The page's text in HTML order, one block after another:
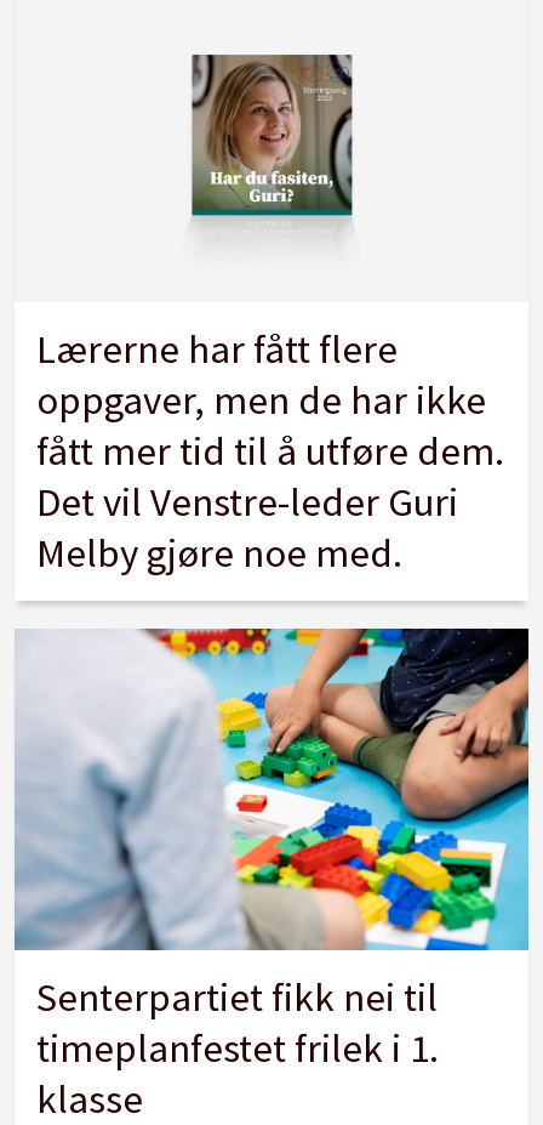
Lærerne har fått flere
oppgaver, men de har ikke
fått mer tid til å utføre dem.
Det vil Venstre-leder Guri
Melby gjøre noe med.
Senterpartiet fikk nei til
timeplanfestet frilek i 1.
klasse